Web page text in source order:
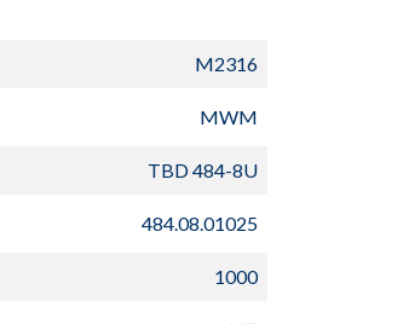
M2316
MWM
TBD 484-8U
484.08.01025
1000